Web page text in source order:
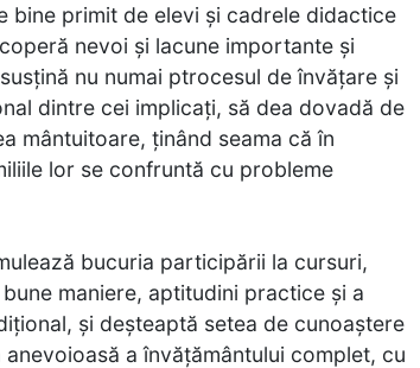
bine primit de elevi și cadrele didactice
nevoi și lacune importante și
nu numai ptrocesul de învățare și
dintre cei implicați, să dea dovadă de
mântuitoare, ținând seama că în
lor se confruntă cu probleme
bucuria participării la cursuri,
maniere, aptitudini practice și a
și deșteaptă setea de cunoaștere
a învățământului complet, cu